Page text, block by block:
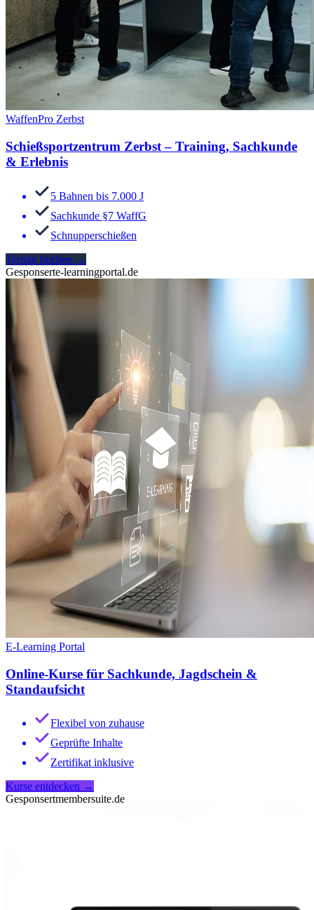
WaffenPro Zerbst
Schießsportzentrum Zerbst – Training, Sachkunde
& Erlebnis
5 Bahnen bis 7.000 J
Sachkunde §7 WaffG
Schnupperschießen
Termin buchen →
Gesponserte-learningportal.de
E-Learning Portal
Online-Kurse für Sachkunde, Jagdschein &
Standaufsicht
Flexibel von zuhause
Geprüfte Inhalte
Zertifikat inklusive
Kurse entdecken →
Gesponsertmembersuite.de